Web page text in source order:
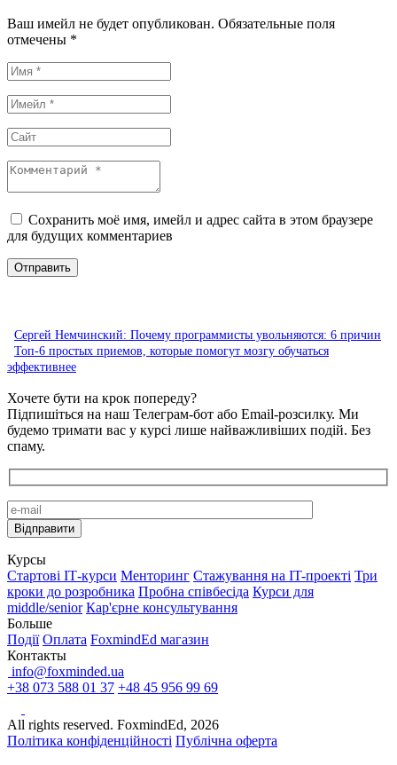
Ваш имейл не будет опубликован. Обязательные поля
отмечены *
Сохранить моё имя, имейл и адрес сайта в этом браузере
для будущих комментариев
Сергей Немчинский: Почему программисты увольняются: 6 причин
Топ-6 простых приемов, которые помогут мозгу обучаться
эффективнее
Хочете бути на крок попереду?
Підпишіться на наш Телеграм-бот або Email-розсилку. Ми
будемо тримати вас у курсі лише найважливіших подій. Без
спаму.
Курсы
Стартові IТ-курси Менторинг Стажування на IT-проекті Три
кроки до розробника Пробна співбесіда Курси для
middle/senior Кар'єрне консультування
Больше
Події Оплата FoxmindEd магазин
Контакты
info@foxminded.ua
+38 073 588 01 37 +48 45 956 99 69
All rights reserved. FoxmindEd, 2026
Політика конфіденційності Публічна оферта